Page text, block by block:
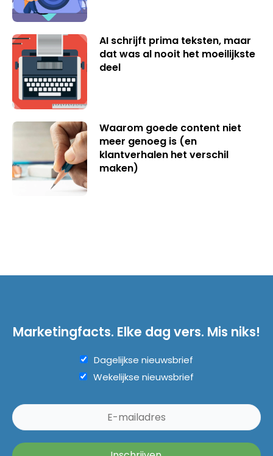
AI schrijft prima teksten, maar
dat was al nooit het moeilijkste
deel
Waarom goede content niet
meer genoeg is (en
klantverhalen het verschil
maken)
Marketingfacts. Elke dag vers. Mis niks!
Dagelijkse nieuwsbrief
Wekelijkse nieuwsbrief